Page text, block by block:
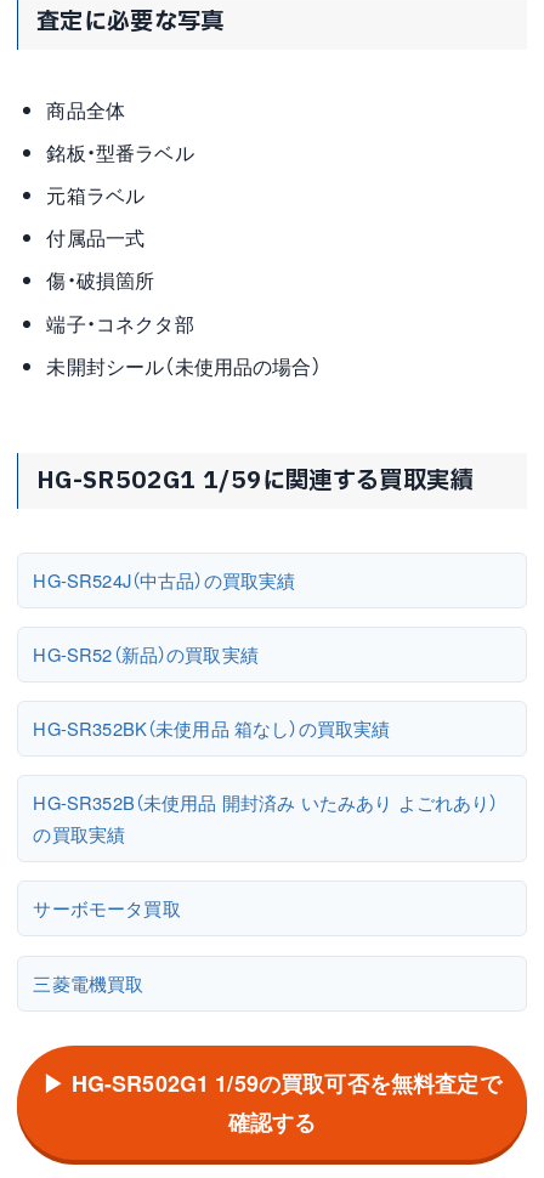
査定に必要な写真
商品全体
銘板・型番ラベル
元箱ラベル
付属品一式
傷・破損箇所
端子・コネクタ部
未開封シール（未使用品の場合）
HG-SR502G1 1/59に関連する買取実績
HG-SR524J（中古品）の買取実績
HG-SR52（新品）の買取実績
HG-SR352BK（未使用品 箱なし）の買取実績
HG-SR352B（未使用品 開封済み いたみあり よごれあり）
の買取実績
サーボモータ買取
三菱電機買取
▶ HG-SR502G1 1/59の買取可否を無料査定で
確認する